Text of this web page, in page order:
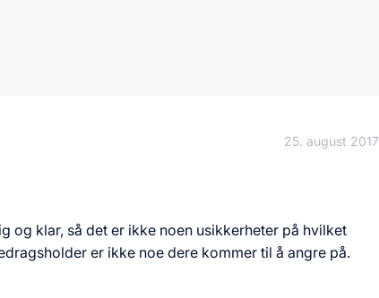
25. august 2017
og klar, så det er ikke noen usikkerheter på hvilket
er ikke noe dere kommer til å angre på.